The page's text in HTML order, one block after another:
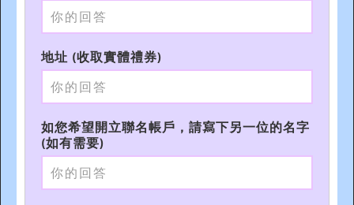
地址 (收取實體禮券)
如您希望開立聯名帳戶，請寫下另一位的名字
(如有需要)